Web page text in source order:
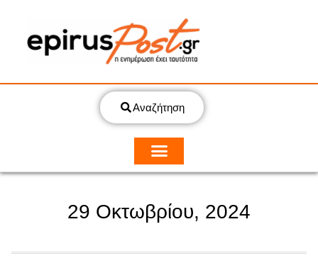
Αναζήτηση
29 Οκτωβρίου, 2024